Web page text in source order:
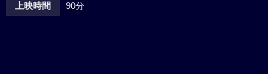
上映時間 90分